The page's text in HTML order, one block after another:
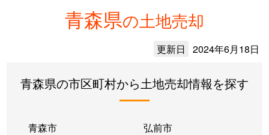
青森県の土地売却
更新日 2024年6月18日
青森県の市区町村から土地売却情報を探す
青森市 弘前市